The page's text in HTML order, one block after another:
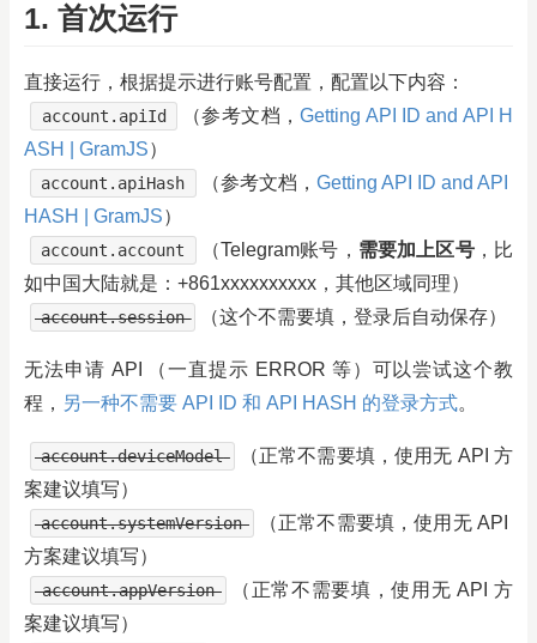
1. 首次运行
直接运行，根据提示进行账号配置，配置以下内容：
account.apiId （参考文档，Getting API ID and API H
ASH | GramJS）
account.apiHash （参考文档， Getting API ID and API
HASH | GramJS）
account.account （Telegram账号， 需要加上区号，比
如中国大陆就是：+861xxxxxxxxxx，其他区域同理）
account.session （这个不需要填，登录后自动保存）
无法申请 API （一直提示 ERROR 等）可以尝试这个教
程， 另一种不需要 API ID 和 API HASH 的登录方式。
account.deviceModel
（正常不需要填，使用无 API 方
案建议填写）
account.systemVersion
（正常不需要填，使用无 API
方案建议填写）
account.appVersion
（正常不需要填，使用无 API 方
案建议填写）